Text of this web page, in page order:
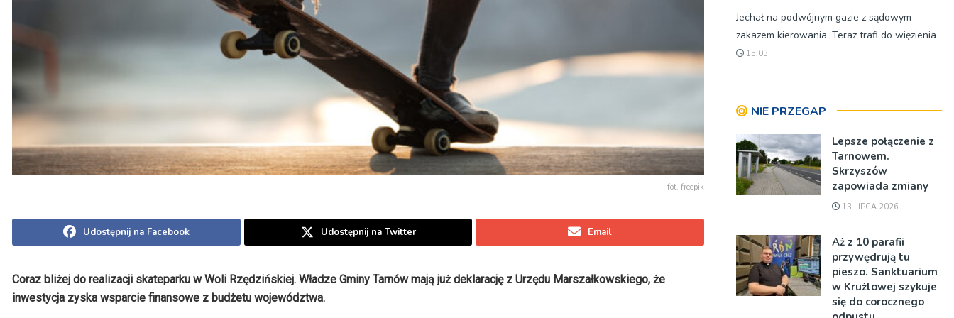
fot. freepik
Udostępnij na Facebook Udostępnij na Twitter Email
Coraz bliżej do realizacji skateparku w Woli Rzędzińskiej. Władze Gminy Tarnów mają już deklarację z Urzędu Marszałkowskiego, że
inwestycja zyska wsparcie finansowe z budżetu województwa.
Jechał na podwójnym gazie z sądowym
zakazem kierowania. Teraz trafi do więzienia
15:03
NIE PRZEGAP
Lepsze połączenie z
Tarnowem.
Skrzyszów
zapowiada zmiany
13 LIPCA 2026
Aż z 10 parafii
przywędrują tu
pieszo. Sanktuarium
w Krużlowej szykuje
się do corocznego